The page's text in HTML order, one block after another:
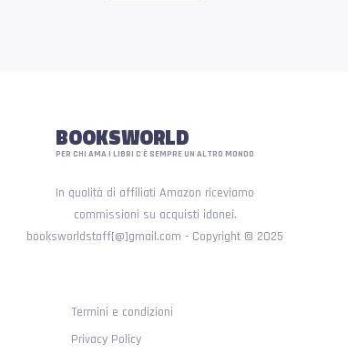
BOOKSWORLD
PER CHI AMA I LIBRI C'È SEMPRE UN ALTRO MONDO
In qualità di affiliati Amazon riceviamo
commissioni su acquisti idonei.
booksworldstaff[@]gmail.com - Copyright © 2025
Termini e condizioni
Privacy Policy